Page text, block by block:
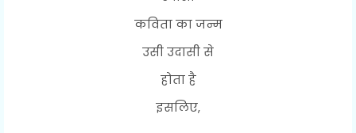
कविता का जन्म
उसी उदासी से
होता है
इसलिए,